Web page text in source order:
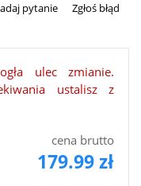
pytanie Zgłoś błąd
ulec zmianie.
ustalisz z
cena brutto
179.99 zł